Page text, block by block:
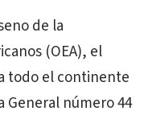
de la
(OEA), el
todo el continente
General número 44